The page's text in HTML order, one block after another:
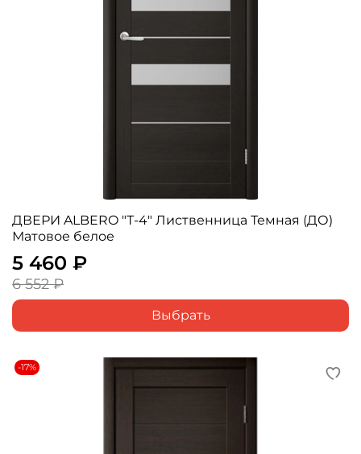
ДВЕРИ ALBERO "Т-4" Лиственница Темная (ДО)
Матовое белое
5 460 ₽
6 552 ₽
Выбрать
-17%